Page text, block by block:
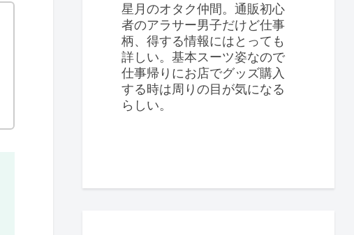
星月のオタク仲間。通販初心
者のアラサー男子だけど仕事
柄、得する情報にはとっても
詳しい。基本スーツ姿なので
仕事帰りにお店でグッズ購入
する時は周りの目が気になる
らしい。